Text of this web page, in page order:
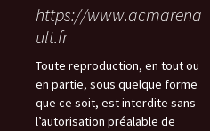
https://www.acmarena
ult.fr
Toute reproduction, en tout ou
en partie, sous quelque forme
que ce soit, est interdite sans
l’autorisation préalable de